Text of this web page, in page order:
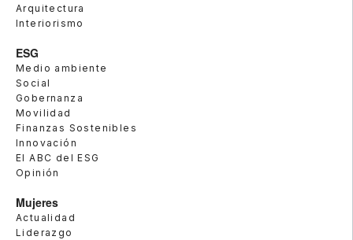
Arquitectura
Interiorismo
ESG
Medio ambiente
Social
Gobernanza
Movilidad
Finanzas Sostenibles
Innovación
El ABC del ESG
Opinión
Mujeres
Actualidad
Liderazgo